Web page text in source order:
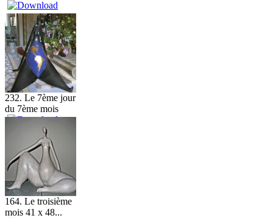
232. Le 7ème jour
du 7ème mois
164. Le troisième
mois 41 x 48...